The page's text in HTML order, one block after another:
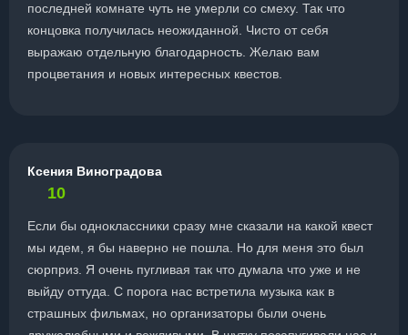
последней комнате чуть не умерли со смеху. Так что
концовка получилась неожиданной. Чисто от себя
выражаю отдельную благодарность. Желаю вам
процветания и новых интересных квестов.
Ксения Виноградова
10
Если бы одноклассники сразу мне сказали на какой квест
мы идем, я бы наверно не пошла. Но для меня это был
сюрприз. Я очень пугливая так что думала что уже и не
выйду оттуда. С порога нас встретила музыка как в
страшных фильмах, но организаторы были очень